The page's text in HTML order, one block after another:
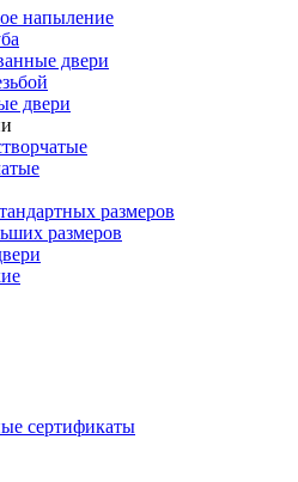
напыление
двери
двери
размеров
размеров
сертификаты